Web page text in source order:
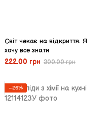
Світ чекає на відкриття. Я
хочу все знати
222.00 грн 300.00 грн
−26%